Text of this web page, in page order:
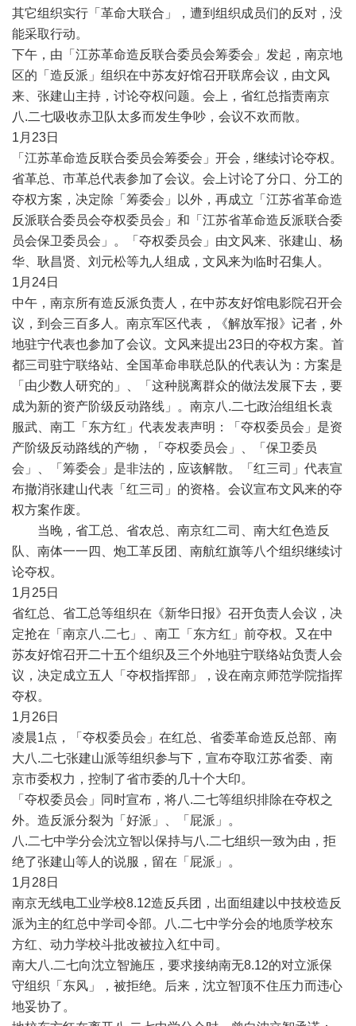
其它组织实行「革命大联合」，遭到组织成员们的反对，没
能采取行动。
下午，由「江苏革命造反联合委员会筹委会」发起，南京地
区的「造反派」组织在中苏友好馆召开联席会议，由文风
来、张建山主持，讨论夺权问题。会上，省红总指责南京
八 .二七吸收赤卫队太多而发生争吵，会议不欢而散。
1 月 23日
「江苏革命造反联合委员会筹委会」开会，继续讨论夺权。
省革总、市革总代表参加了会议。会上讨论了分口、分工的
夺权方案，决定除「筹委会」以外，再成立「江苏省革命造
反派联合委员会夺权委员会」和「江苏省革命造反派联合委
员会保卫委员会」。「夺权委员会」由文风来、张建山、杨
华、耿昌贤、刘元松等九人组成，文风来为临时召集人。
1 月 24日
中午，南京所有造反派负责人，在中苏友好馆电影院召开会
议，到会三百多人。南京军区代表，《解放军报》记者，外
地驻宁代表也参加了会议。文风来提出23日的夺权方案。首
都三司驻宁联络站、全国革命串联总队的代表认为：方案是
「由少数人研究的」、「这种脱离群众的做法发展下去，要
成为新的资产阶级反动路线」。南京八 .二七政治组组长袁
服武、南工「东方红」代表发表声明：「夺权委员会」是资
产阶级反动路线的产物，「夺权委员会」、「保卫委员
会」、「筹委会」是非法的，应该解散。「红三司」代表宣
布撤消张建山代表「红三司」的资格。会议宣布文风来的夺
权方案作废。
当晚，省工总、省农总、南京红二司、南大红色造反
队、南体一一四、炮工革反团、南航红旗等八个组织继续讨
论夺权。
1 月 25日
省红总、省工总等组织在《新华日报》召开负责人会议，决
定抢在「南京八 .二七」、南工「东方红」前夺权。又在中
苏友好馆召开二十五个组织及三个外地驻宁联络站负责人会
议，决定成立五人「夺权指挥部」，设在南京师范学院指挥
夺权。
1 月 26日
凌晨1点，「夺权委员会」在红总、省委革命造反总部、南
大八 .二七张建山派等组织参与下，宣布夺取江苏省委、南
京市委权力，控制了省市委的几十个大印。
「夺权委员会」同时宣布，将八 .二七等组织排除在夺权之
外。造反派分裂为「好派」、「屁派」。
八 .二七中学分会沈立智以保持与八 .二七组织一致为由，拒
绝了张建山等人的说服，留在「屁派」。
1 月 28日
南京无线电工业学校8.12造反兵团，出面组建以中技校造反
派为主的红总中学司令部。八 .二七中学分会的地质学校东
方红、动力学校斗批改被拉入红中司。
南大八 .二七向沈立智施压，要求接纳南无8.12的对立派保
守组织「东风」，被拒绝。后来，沈立智顶不住压力而违心
地妥协了。